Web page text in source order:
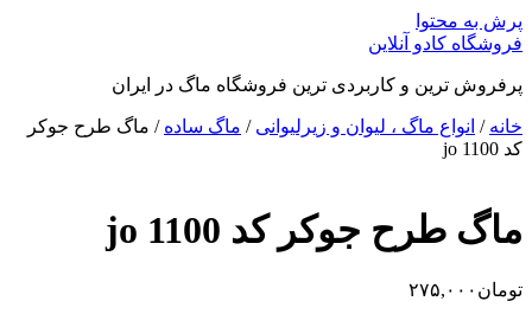
پرش به محتوا
فروشگاه کادو آنلاین
پرفروش ترین و کاربردی ترین فروشگاه ماگ در ایران
خانه / انواع ماگ ، لیوان و زیرلیوانی / ماگ ساده / ماگ طرح جوکر
کد jo 1100
ماگ طرح جوکر کد jo 1100
تومان ۲۷۵,۰۰۰